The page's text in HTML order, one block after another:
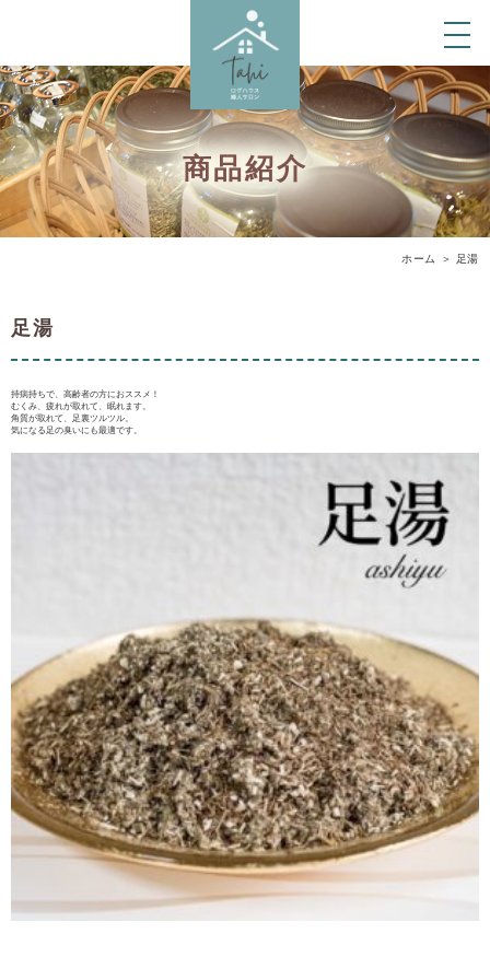
商品紹介
ホーム ＞ 足湯
足湯
持病持ちで、高齢者の方におススメ！
むくみ、疲れが取れて、眠れます。
角質が取れて、足裏ツルツル。
気になる足の臭いにも最適です。